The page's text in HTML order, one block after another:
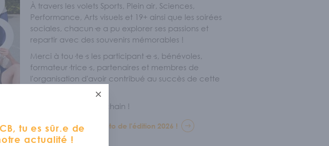
À travers les volets Sports, Plein air, Sciences,
Performance, Arts visuels et 19+ ainsi que les soirées
sociales, chacun·e a pu explorer ses passions et
repartir avec des souvenirs mémorables !
Merci à tou·te·s les participant·e·s, bénévoles,
formateur·trice·s, partenaires et membres de
l'organisation d'avoir contribué au succès de cette
On se revoit l'an prochain !
Consulte la galerie photo de l'édition 2026 !
Fermer
tu es sûr.e de
actualité !